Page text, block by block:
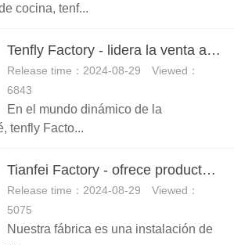
cocina, tenf...
Tenfly Factory - lidera la venta al por mayor y personalización de cafeteras de pantalla táctil
Release time：2024-08-29 Viewed：
6843
En el mundo dinámico de la
tenfly Facto...
Tianfei Factory - ofrece productos y servicios de primera clase para mayoristas y personalizadores
Release time：2024-08-29 Viewed：
5075
Nuestra fábrica es una instalación de